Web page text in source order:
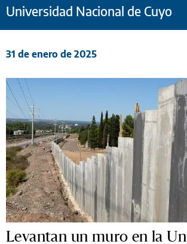
Universidad Nacional de Cuyo
31 de enero de 2025
Levantan un muro en la